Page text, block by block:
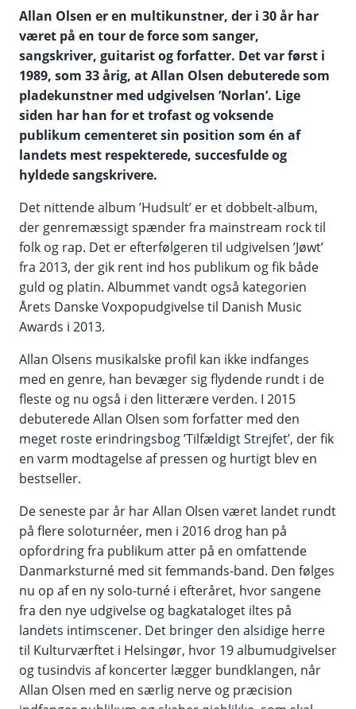
Allan Olsen er en multikunstner, der i 30 år har
været på en tour de force som sanger,
sangskriver, guitarist og forfatter. Det var først i
1989, som 33 årig, at Allan Olsen debuterede som
pladekunstner med udgivelsen ’Norlan’. Lige
siden har han for et trofast og voksende
publikum cementeret sin position som én af
landets mest respekterede, succesfulde og
hyldede sangskrivere.
Det nittende album ’Hudsult’ er et dobbelt-album,
der genremæssigt spænder fra mainstream rock til
folk og rap. Det er efterfølgeren til udgivelsen ’Jøwt’
fra 2013, der gik rent ind hos publikum og fik både
guld og platin. Albummet vandt også kategorien
Årets Danske Voxpopudgivelse til Danish Music
Awards i 2013.
Allan Olsens musikalske profil kan ikke indfanges
med en genre, han bevæger sig flydende rundt i de
fleste og nu også i den litterære verden. I 2015
debuterede Allan Olsen som forfatter med den
meget roste erindringsbog ’Tilfældigt Strejfet’, der fik
en varm modtagelse af pressen og hurtigt blev en
bestseller.
De seneste par år har Allan Olsen været landet rundt
på flere soloturnéer, men i 2016 drog han på
opfordring fra publikum atter på en omfattende
Danmarksturné med sit femmands-band. Den følges
nu op af en ny solo-turné i efteråret, hvor sangene
fra den nye udgivelse og bagkataloget iltes på
landets intimscener. Det bringer den alsidige herre
til Kulturværftet i Helsingør, hvor 19 albumudgivelser
og tusindvis af koncerter lægger bundklangen, når
Allan Olsen med en særlig nerve og præcision